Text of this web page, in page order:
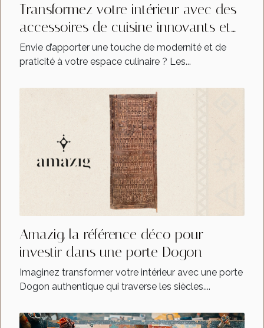
Transformez votre intérieur avec des
accessoires de cuisine innovants et
stylés
Envie d’apporter une touche de modernité et de
praticité à votre espace culinaire ? Les...
Amazig, la référence déco pour
investir dans une porte Dogon
Imaginez transformer votre intérieur avec une porte
Dogon authentique qui traverse les siècles....